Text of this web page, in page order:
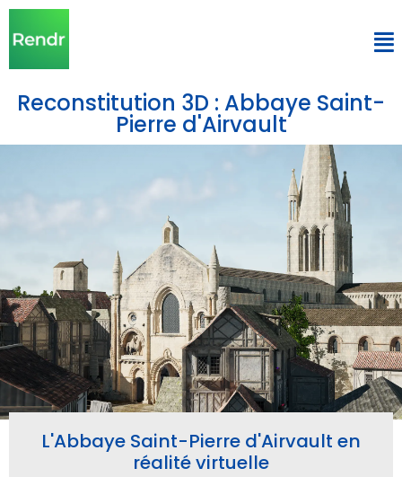
Reconstitution 3D : Abbaye Saint-
Pierre d'Airvault
L'Abbaye Saint-Pierre d'Airvault en
réalité virtuelle